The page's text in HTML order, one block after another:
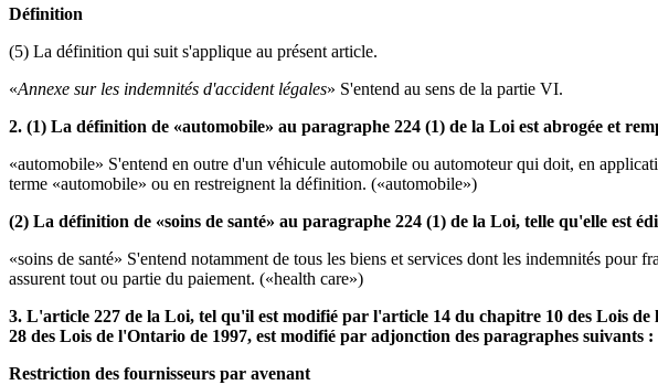
Définition
(5) La définition qui suit s'applique au présent article.
«Annexe sur les indemnités d'accident légales» S'entend au sens de la partie VI.
2. (1) La définition de «automobile» au paragraphe 224 (1) de la Loi est abrogée et
«automobile» S'entend en outre d'un véhicule automobile ou automoteur qui doit, en
terme «automobile» ou en restreignent la définition. («automobile»)
(2) La définition de «soins de santé» au paragraphe 224 (1) de la Loi, telle qu'elle est
«soins de santé» S'entend notamment de tous les biens et services dont les indemnités pour
assurent tout ou partie du paiement. («health care»)
3. L'article 227 de la Loi, tel qu'il est modifié par l'article 14 du chapitre 10 des Lois
28 des Lois de l'Ontario de 1997, est modifié par adjonction des paragraphes suivants :
Restriction des fournisseurs par avenant